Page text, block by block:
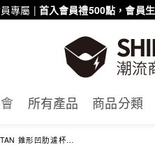
專屬 | 首入會員禮500點，會員
所有產品 商品分類
形凹肋濾杯-01 透明